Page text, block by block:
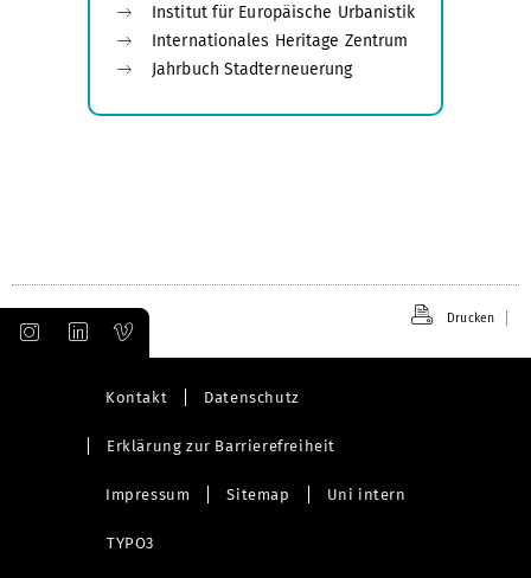
Institut für Europäische Urbanistik
Internationales Heritage Zentrum
Jahrbuch Stadterneuerung
Drucken
Kontakt Datenschutz
Erklärung zur Barrierefreiheit
Impressum Sitemap Uni intern
TYPO3